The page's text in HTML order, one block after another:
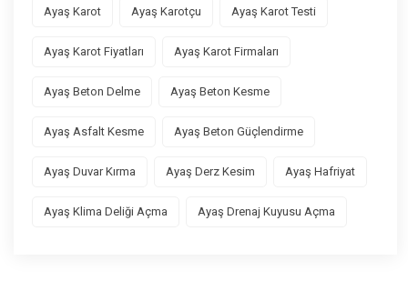
Ayaş Karot Ayaş Karotçu Ayaş Karot Testi
Ayaş Karot Fiyatları Ayaş Karot Firmaları
Ayaş Beton Delme Ayaş Beton Kesme
Ayaş Asfalt Kesme Ayaş Beton Güçlendirme
Ayaş Duvar Kırma Ayaş Derz Kesim Ayaş Hafriyat
Ayaş Klima Deliği Açma Ayaş Drenaj Kuyusu Açma